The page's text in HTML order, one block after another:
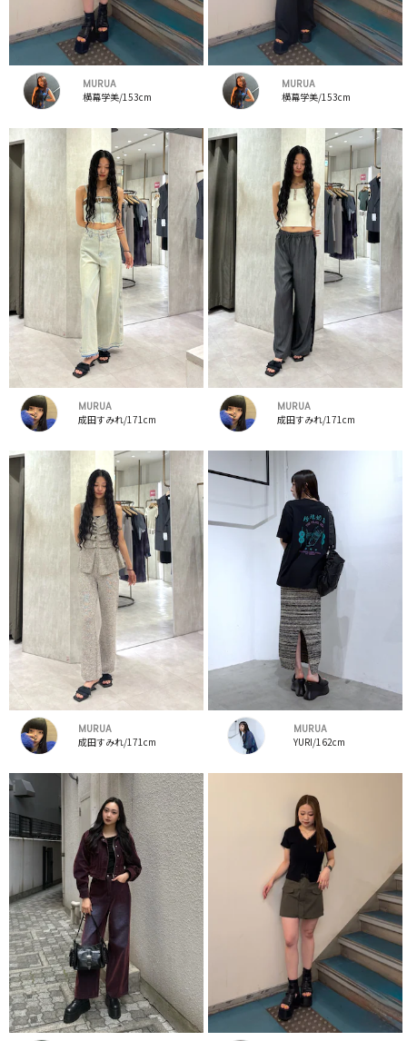
MURUA
横幕学美/153cm
MURUA
横幕学美/153cm
MURUA
成田すみれ/171cm
MURUA
成田すみれ/171cm
MURUA
成田すみれ/171cm
MURUA
YURI/162cm